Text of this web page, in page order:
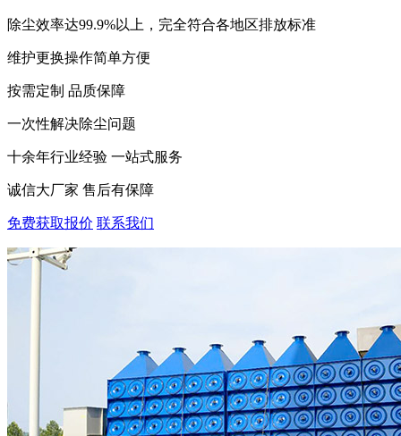
除尘效率达99.9%以上，完全符合各地区排放标准
维护更换操作简单方便
按需定制 品质保障
一次性解决除尘问题
十余年行业经验 一站式服务
诚信大厂家 售后有保障
免费获取报价 联系我们